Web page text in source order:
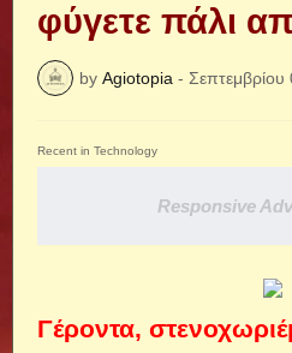
φύγετε πάλι
by Agiotopia -
Recent in Technology
Responsive
Γέροντα,